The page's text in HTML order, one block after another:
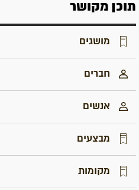
תוכן מקושר
מושגים
חברים
אנשים
מבצעים
מקומות